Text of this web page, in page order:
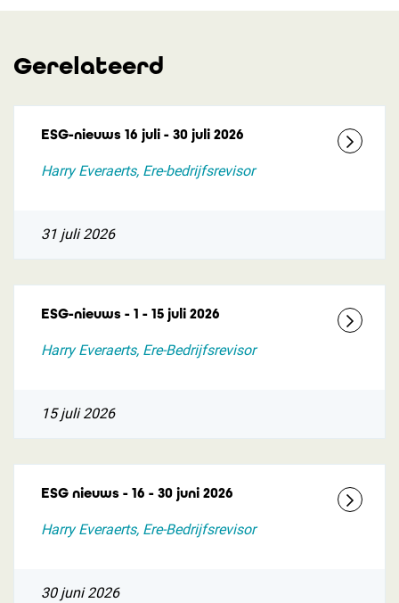
Gerelateerd
ESG-nieuws 16 juli - 30 juli 2026
Harry Everaerts, Ere-bedrijfsrevisor
31 juli 2026
ESG-nieuws - 1 - 15 juli 2026
Harry Everaerts, Ere-Bedrijfsrevisor
15 juli 2026
ESG nieuws - 16 - 30 juni 2026
Harry Everaerts, Ere-Bedrijfsrevisor
30 juni 2026